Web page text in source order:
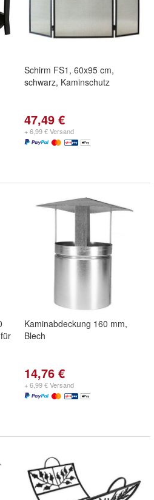
Schirm FS1, 60x95 cm,
schwarz, Kaminschutz
47,49 €
+ 6,99 € Versand
Kaminabdeckung 160 mm,
Blech
14,76 €
+ 6,99 € Versand